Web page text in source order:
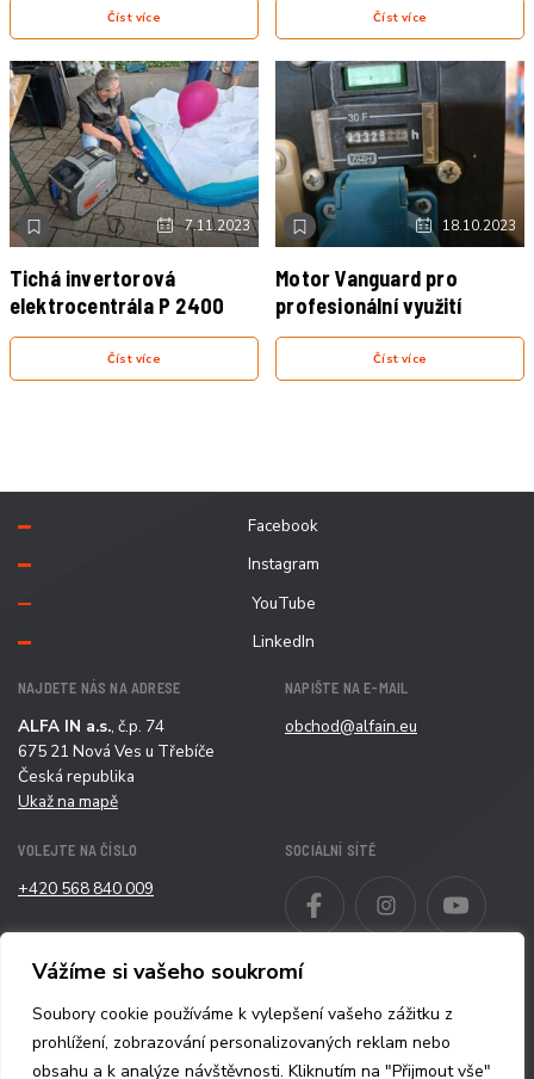
Vážíme si vašeho soukromí
Soubory cookie používáme k vylepšení vašeho zážitku z
prohlížení, zobrazování personalizovaných reklam nebo
obsahu a k analýze návštěvnosti. Kliknutím na "Přijmout vše"
Číst více Číst více
NOVINKA
VIDEO 7.11.2023
Tichá invertorová
elektrocentrála P 2400
Číst více
NOVINKA 18.10.2023
Motor Vanguard pro
profesionální využití
Číst více
Facebook
Instagram
YouTube
LinkedIn
NAJDETE NÁS NA ADRESE
ALFA IN a.s., č.p. 74
675 21 Nová Ves u Třebíče
Česká republika
Ukaž na mapě
NAPIŠTE NA E-MAIL
obchod@alfain.eu
VOLEJTE NA ČÍSLO
+420 568 840 009
od 7:00 do 15:30 h
Další kontakty
SOCIÁLNÍ SÍTĚ
Facebook Instagram